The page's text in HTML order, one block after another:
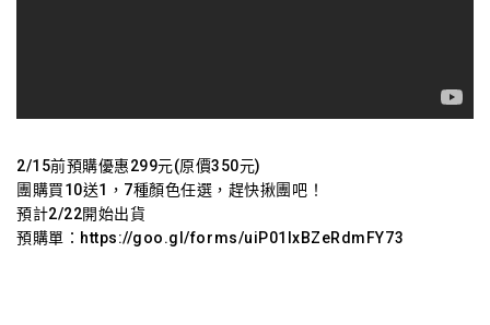
2/15前預購優惠299元(原價350元)
團購買10送1，7種顏色任選， 趕快揪團吧！
預計2/22開始出貨
預購單：https://goo.gl/forms/uiP01lxBZeRdmFY73